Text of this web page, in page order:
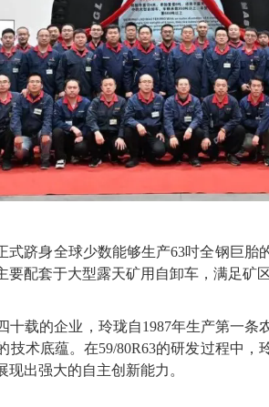
式跻身全球少数能够生产63吋全钢巨胎
配套于大型露天矿用自卸车，满足矿
十载的企业，玲珑自1987年生产第一条
术底蕴。在59/80R63的研发过程中，
出强大的自主创新能力。